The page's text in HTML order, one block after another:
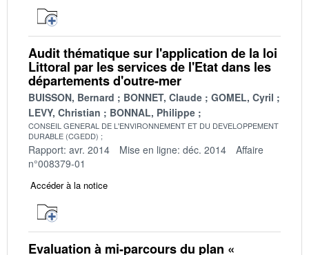
Audit thématique sur l'application de la loi
Littoral par les services de l'Etat dans les
départements d'outre-mer
BUISSON, Bernard BONNET, Claude
GOMEL, Cyril
LEVY, Christian
BONNAL, Philippe
CONSEIL GENERAL DE L'ENVIRONNEMENT ET DU DEVELOPPEMENT
DURABLE (CGEDD)
Rapport: avr. 2014 Mise en ligne: déc. 2014
Affaire
n°008379-01
Accéder à la notice
Evaluation à mi-parcours du plan «